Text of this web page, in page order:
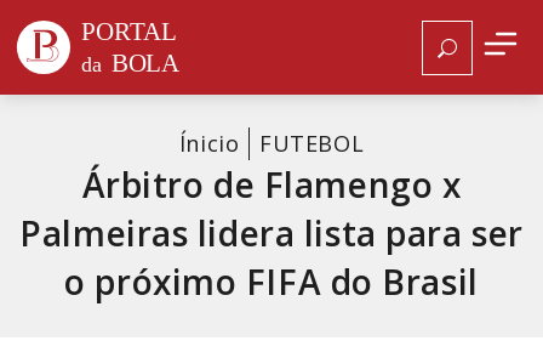
Ínicio FUTEBOL
Árbitro de Flamengo x
Palmeiras lidera lista para ser
o próximo FIFA do Brasil